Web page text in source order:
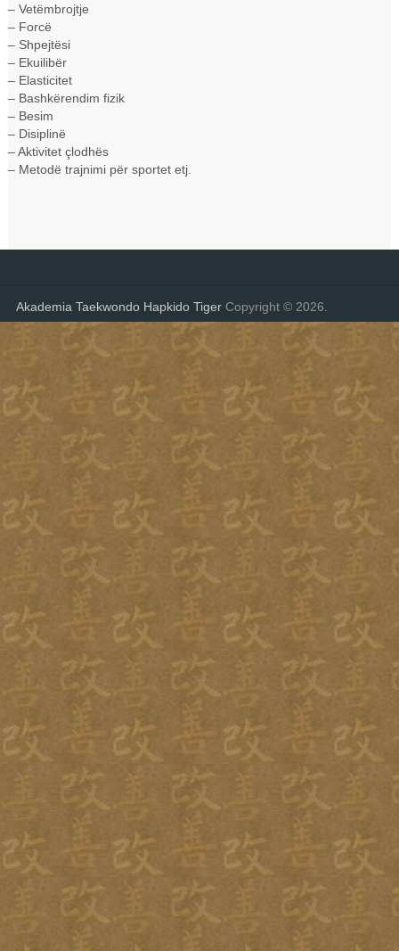
– Vetëmbrojtje
– Forcë
– Shpejtësi
– Ekuilibër
– Elasticitet
– Bashkërendim fizik
– Besim
– Disiplinë
– Aktivitet çlodhës
– Metodë trajnimi për sportet etj.
Akademia Taekwondo Hapkido TigerCopyright © 2026.